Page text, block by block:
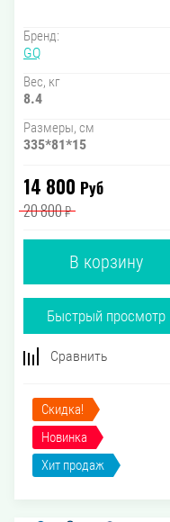
Бренд:
GQ
Вес, кг
8.4
Размеры, см
335*81*15
14 800 Руб
20 800₽
В корзину
Быстрый просмотр
Сравнить
Скидка!
Новинка
Хит продаж